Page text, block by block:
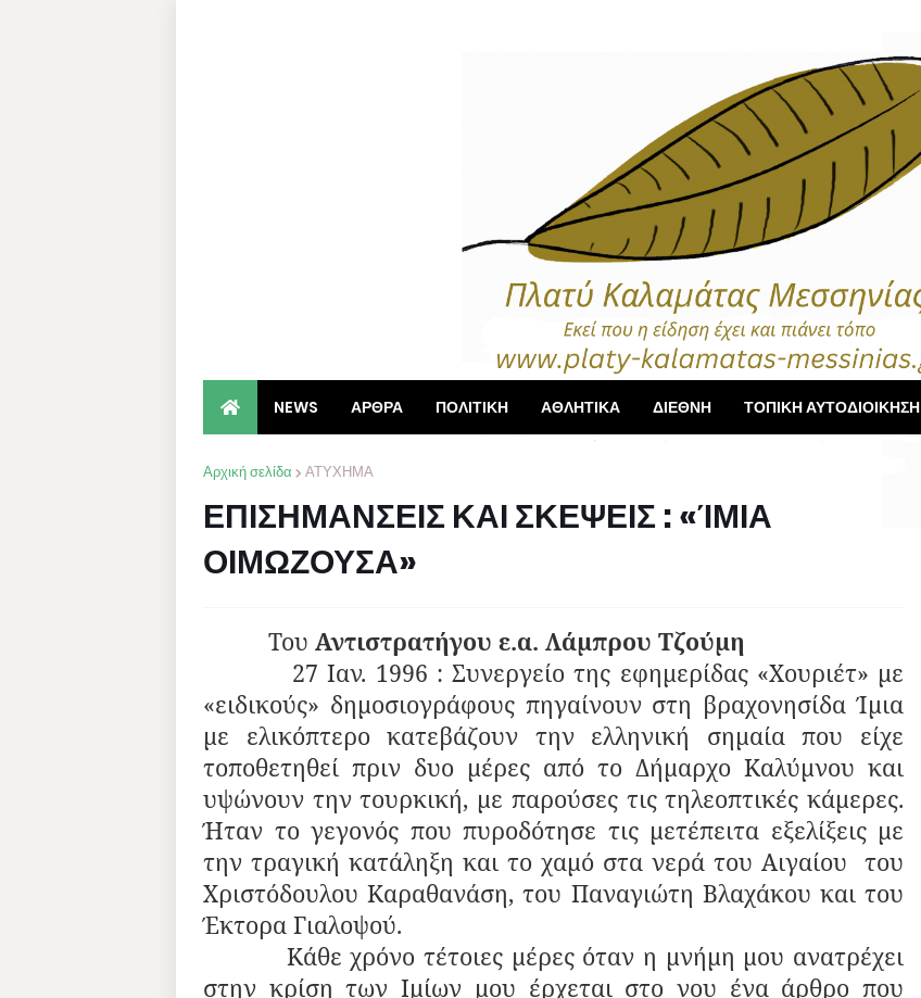
NEWS ΑΡΘΡΑ ΠΟΛΙΤΙΚΗ ΑΘΛΗΤΙΚΑ ΔΙΕΘΝΗ ΤΟΠΙΚΗ ΑΥΤΟΔΙΟΙΚΗΣΗ
Αρχική σελίδα ΑΤΥΧΗΜΑ
ΕΠΙΣΗΜΑΝΣΕΙΣ ΚΑΙ ΣΚΕΨΕΙΣ : «ΊΜΙΑ
ΟΙΜΩΖΟΥΣΑ»
Του Αντιστρατήγου ε.α. Λάμπρου Τζούμη
27 Ιαν. 1996 : Συνεργείο της εφημερίδας «Χουριέτ» με
«ειδικούς» δημοσιογράφους πηγαίνουν στη βραχονησίδα Ίμια
με ελικόπτερο κατεβάζουν την ελληνική σημαία που είχε
τοποθετηθεί πριν δυο μέρες από το Δήμαρχο Καλύμνου και
υψώνουν την τουρκική, με παρούσες τις τηλεοπτικές κάμερες.
Ήταν το γεγονός που πυροδότησε τις μετέπειτα εξελίξεις με
την τραγική κατάληξη και το χαμό στα νερά του Αιγαίου του
Χριστόδουλου Καραθανάση, του Παναγιώτη Βλαχάκου και του
Έκτορα Γιαλοψού.
Κάθε χρόνο τέτοιες μέρες όταν η μνήμη μου ανατρέχει
στην κρίση των Ιμίων μου έρχεται στο νου ένα άρθρο που